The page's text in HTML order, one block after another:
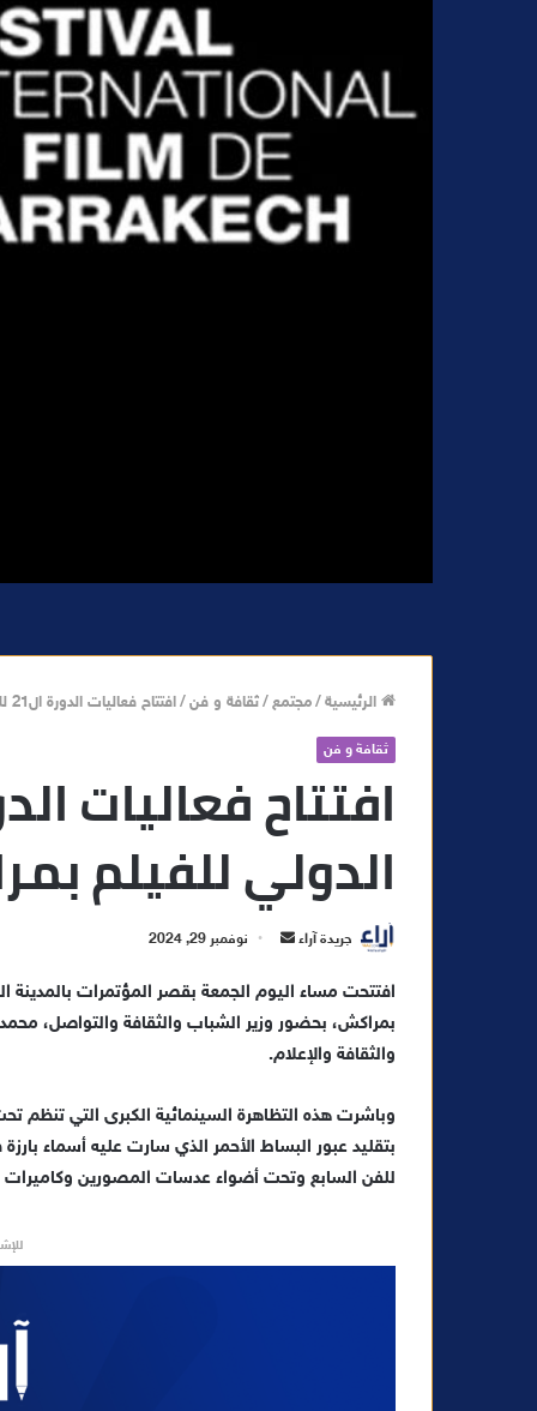
الرئيسية/مجتمع/ثقافة و فن/افتتاح فعاليات الدورة ال21 للمهرجان الدولي للفيلم بمراكش
ثقافة و فن
الدولي للفيلم
جريدة آراء
س
ل
ب
ي
د
نوفمبر 29, 2024
افتتحت مساء اليوم الجمعة بقصر المؤتمرات بالمدينة
بمراكش، بحضور وزير الشباب والثقافة والتواصل،
والثقافة والإعلام.
وباشرت هذه التظاهرة السينمائية الكبرى التي تنظم
بتقليد عبور البساط الأحمر الذي سارت عليه أسماء
للفن السابع وتحت أضواء عدسات المصورين وكاميرات